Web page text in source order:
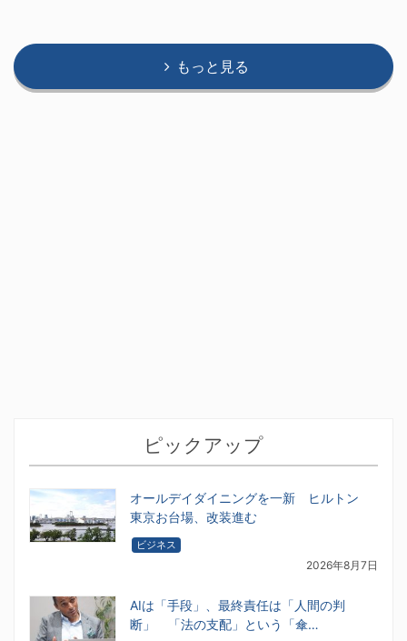
もっと見る
ピックアップ
オールデイダイニングを一新 ヒルトン
東京お台場、改装進む
ビジネス
2026年8月7日
AIは「手段」、最終責任は「人間の判
断」 「法の支配」という「傘…